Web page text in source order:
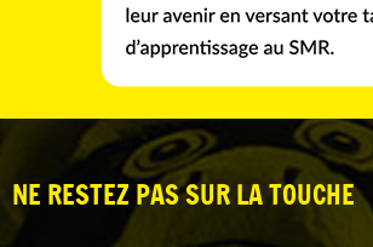
NE RESTEZ PAS SUR LA TOUCHE